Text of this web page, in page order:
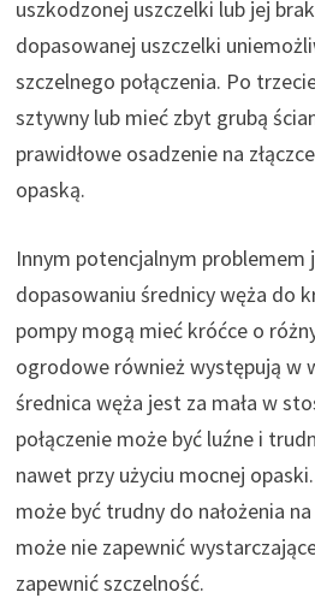
uszkodzonej uszczelki lub jej
dopasowanej uszczelki
szczelnego połączenia. Po
sztywny lub mieć zbyt grubą
prawidłowe osadzenie na
opaską.
Innym potencjalnym
dopasowaniu średnicy węża do
pompy mogą mieć króćce o
ogrodowe również występują w
średnica węża jest za mała w
połączenie może być luźne i
nawet przy użyciu mocnej
może być trudny do nałożenia
może nie zapewnić
zapewnić szczelność.